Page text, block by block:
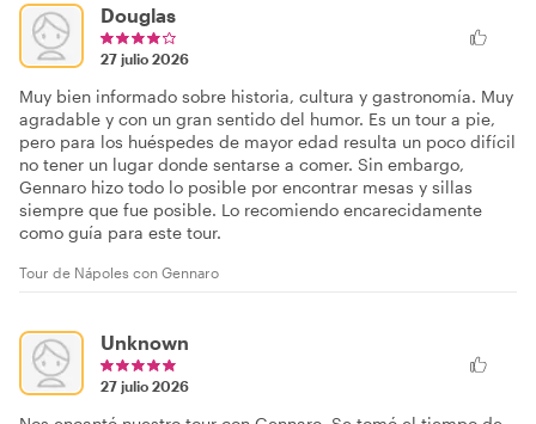
Douglas
27 julio 2026
Muy bien informado sobre historia, cultura y gastronomía. Muy
agradable y con un gran sentido del humor. Es un tour a pie,
pero para los huéspedes de mayor edad resulta un poco difícil
no tener un lugar donde sentarse a comer. Sin embargo,
Gennaro hizo todo lo posible por encontrar mesas y sillas
siempre que fue posible. Lo recomiendo encarecidamente
como guía para este tour.
Tour de Nápoles con Gennaro
Unknown
27 julio 2026